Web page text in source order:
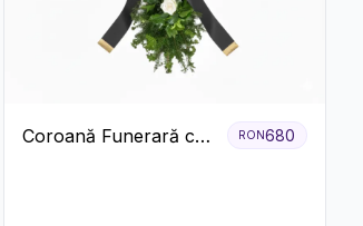
Coroană Funerară cu
RON680